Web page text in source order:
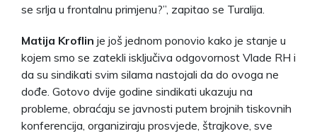
se srlja u frontalnu primjenu?”, zapitao se Turalija.
Matija Kroflin je još jednom ponovio kako je stanje u
kojem smo se zatekli isključiva odgovornost Vlade RH i
da su sindikati svim silama nastojali da do ovoga ne
dođe. Gotovo dvije godine sindikati ukazuju na
probleme, obraćaju se javnosti putem brojnih tiskovnih
konferencija, organiziraju prosvjede, štrajkove, sve